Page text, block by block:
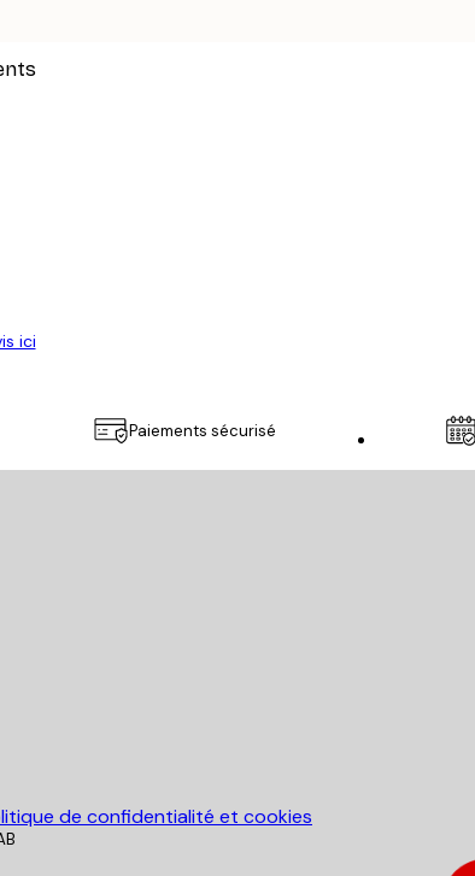
ici
Paiements sécurisé
de confidentialité et cookies